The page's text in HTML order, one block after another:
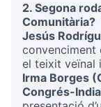
2. Segona
Comunitària?
Jesús
convenciment
el teixit veïnal
Irma Borges
Congrés-